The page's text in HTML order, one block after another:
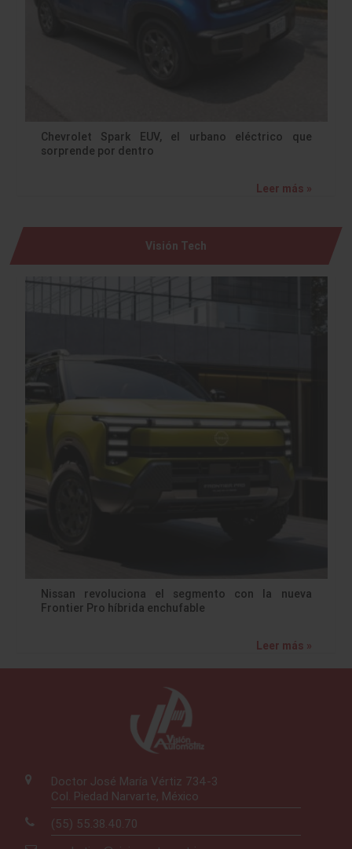
Chevrolet Spark EUV, el urbano eléctrico que
sorprende por dentro
Leer más »
Visión Tech
Nissan revoluciona el segmento con la nueva
Frontier Pro híbrida enchufable
Leer más »
Doctor José María Vértiz 734-3
Col. Piedad Narvarte, México
(55) 55.38.40.70